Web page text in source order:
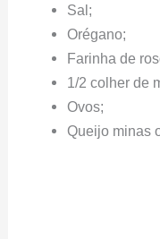
Sal;
Orégano;
Farinha de
1/2 colher de
Ovos;
Queijo minas